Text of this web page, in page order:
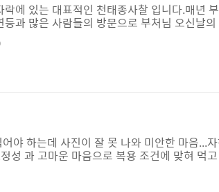
에 있는 대표적인 천태종사찰 입니다.매년
과 많은 사람들의 방문으로 부처님 오신날
해 간절히 기도하고 경내의 이곳 저곳을 둘
면 4칸으로 지어진 100여 평의 한국전통목
야 하는데 사진이 잘 못 나와 미안한 마음
성 과 고마운 마음으로 복용 조건에 맞혀
개선·기력 보충 등에 사용됩니다.“자하생력
는 한방 원료가 언급되어 있는데, 전통적으로